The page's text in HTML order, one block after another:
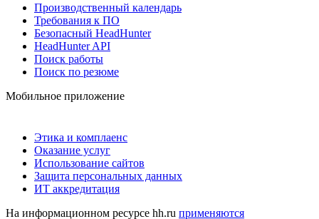
Производственный календарь
Требования к ПО
Безопасный HeadHunter
HeadHunter API
Поиск работы
Поиск по резюме
Мобильное приложение
Этика и комплаенс
Оказание услуг
Использование сайтов
Защита персональных данных
ИТ аккредитация
На информационном ресурсе hh.ru применяются